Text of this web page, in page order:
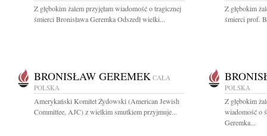
Z głębokim żalem przyjęłam wiadomość o tragicznej
śmierci Bronisława Geremka Odszedł wielki...
Z głębokim
śmierci prof.
BRONISŁAW GEREMEK CAŁA
POLSKA
Amerykański Komitet Żydowski (American Jewish
Committee, AJC) z wielkim smutkiem przyjmuje...
POLSKA
Z głębokim
wiadomość o
Geremka...